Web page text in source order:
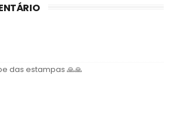
das estampas 🙏🙏